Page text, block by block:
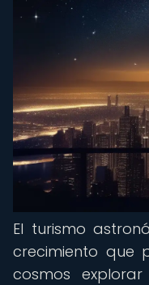
El turismo
crecimiento que
cosmos